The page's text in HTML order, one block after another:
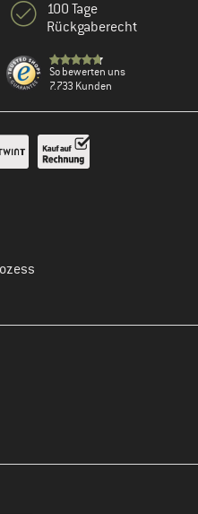
100 Tage
Rückgaberecht
So bewerten uns
7.733 Kunden